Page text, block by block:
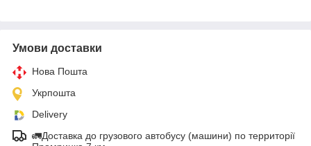
Умови доставки
Нова Пошта
Укрпошта
Delivery
🚛Доставка до грузового автобусу (машини) по территорії